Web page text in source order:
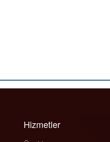
Hizmetler